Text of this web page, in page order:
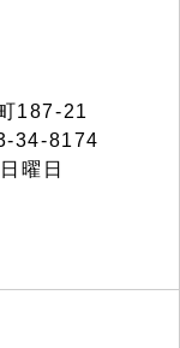
187-21
34-8174
曜日